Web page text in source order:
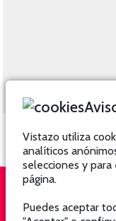
QUIÉNES SOMOS
Vistazo utiliza
analíticos
selecciones y
página.
Puedes aceptar